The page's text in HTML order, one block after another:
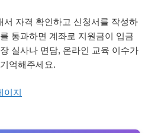
서 자격 확인하고 신청서를 작성하
통과하면 계좌로 지원금이 입금
실사나 면담, 온라인 교육 이수가
억해주세요.
이지